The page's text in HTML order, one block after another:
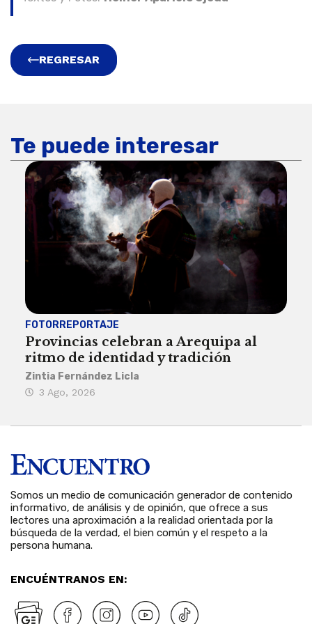
REGRESAR
Te puede interesar
FOTORREPORTAJE
Provincias celebran a Arequipa al
ritmo de identidad y tradición
Zintia Fernández Licla
3 Ago, 2026
Somos un medio de comunicación generador de contenido
informativo, de análisis y de opinión, que ofrece a sus
lectores una aproximación a la realidad orientada por la
búsqueda de la verdad, el bien común y el respeto a la
persona humana.
ENCUÉNTRANOS EN: